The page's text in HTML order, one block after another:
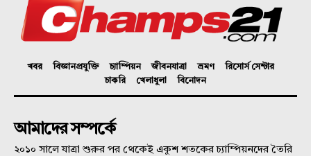
খবর বিজ্ঞানপ্রযুক্তি চ্যাম্পিয়ন জীবনযাত্রা ভ্রমণ
রিসোর্স সেন্টার
চাকরি
খেলাধুলা বিনোদন
আমাদের সম্পর্কে
২০১০ সালে যাত্রা শুরুর পর থেকেই একুশ শতকের চ্যাম্পিয়নদের তৈরি